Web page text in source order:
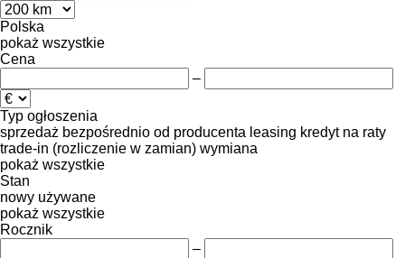
Polska
pokaż wszystkie
Cena
–
Typ ogłoszenia
sprzedaż bezpośrednio od producenta leasing kredyt na raty
trade-in (rozliczenie w zamian) wymiana
pokaż wszystkie
Stan
nowy używane
pokaż wszystkie
Rocznik
–